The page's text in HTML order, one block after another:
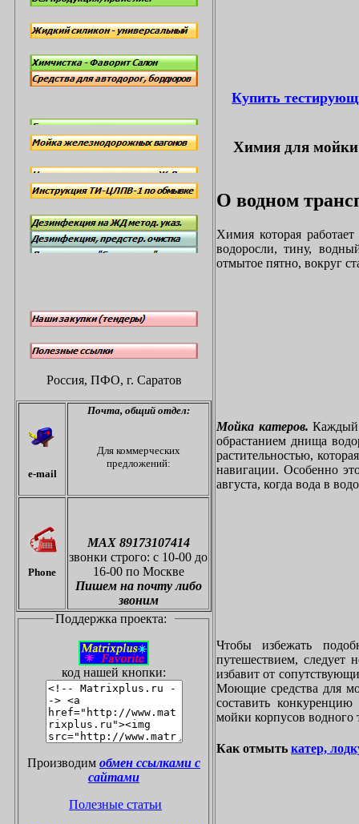
Россия, ПФО, г. Саратов
e-mail
Почта, общий отдел:
Для коммерческих
предложений:
Phone
МАХ 89173107414
звонки строго: с 10-00 до
16-00 по Москве
Пишем на почту либо
звоним
Поддержка проекта:
код нашей кнопки:
Производим обмен ссылками с
сайтами
Полезные статьи
Купить
Химия для мойки
О водном
Химия которая
водоросли, тину,
отмытое пятно, вокруг
Мойка катеров. Каждый
обрастанием днища
растительностью,
навигации. Особенно
августа, когда вода в
Чтобы избежать
путешествием, следует
избавит от
Моющие средства для
составить
мойки корпусов водного
Как отмыть катер,